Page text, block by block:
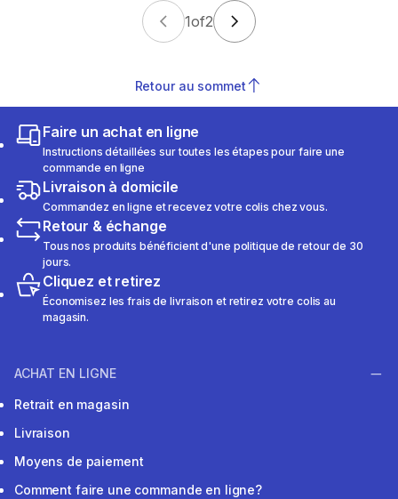
1of2
Retour au sommet
Faire un achat en ligne
Instructions détaillées sur toutes les étapes pour faire une
commande en ligne
Livraison à domicile
Commandez en ligne et recevez votre colis chez vous.
Retour & échange
Tous nos produits bénéficient d'une politique de retour de 30
jours.
Cliquez et retirez
Économisez les frais de livraison et retirez votre colis au
magasin.
ACHAT EN LIGNE
Retrait en magasin
Livraison
Moyens de paiement
Comment faire une commande en ligne?